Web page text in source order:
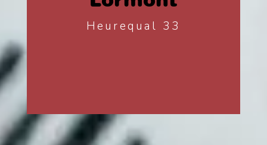
Heurequal 33